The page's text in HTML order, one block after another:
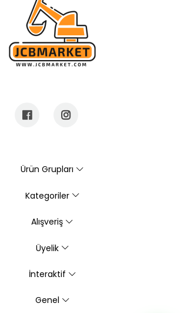
Ürün Grupları
Kategoriler
Alışveriş
Üyelik
İnteraktif
Genel